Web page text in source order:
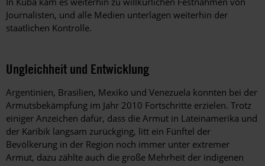
Journalisten, und alle Medien unterlagen weiterhin der
staatlichen Kontrolle.
Ungleichheit und Entwicklung
Argentinien, Brasilien, Mexiko und Venezuela konnten bei der
Armutsbekämpfung im Jahr 2010 Fortschritte erzielen. Trotz
einiger Anzeichen dafür, dass die Armut in Lateinamerika und
der Karibik langsam zurückging, litt ein Fünftel der
Bevölkerung in der Region noch immer unter extremer
Armut, dazu zählte auch die große Mehrheit der indigenen